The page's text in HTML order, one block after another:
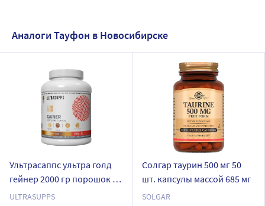
Аналоги Тауфон в Новосибирске
Ультрасаппс ультра голд
гейнер 2000 гр порошок со
вкусом шоколада/банка
ULTRASUPPS
Солгар таурин 500 мг 50
шт. капсулы массой 685 мг
SOLGAR